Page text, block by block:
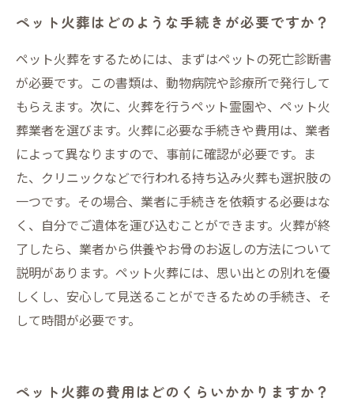
ペット火葬はどのような手続きが必要ですか？
ペット火葬をするためには、まずはペットの死亡診断書
が必要です。この書類は、動物病院や診療所で発行して
もらえます。次に、火葬を行うペット霊園や、ペット火
葬業者を選びます。火葬に必要な手続きや費用は、業者
によって異なりますので、事前に確認が必要です。ま
た、クリニックなどで行われる持ち込み火葬も選択肢の
一つです。その場合、業者に手続きを依頼する必要はな
く、自分でご遺体を運び込むことができます。火葬が終
了したら、業者から供養やお骨のお返しの方法について
説明があります。ペット火葬には、思い出との別れを優
しくし、安心して見送ることができるための手続き、そ
して時間が必要です。
ペット火葬の費用はどのくらいかかりますか？